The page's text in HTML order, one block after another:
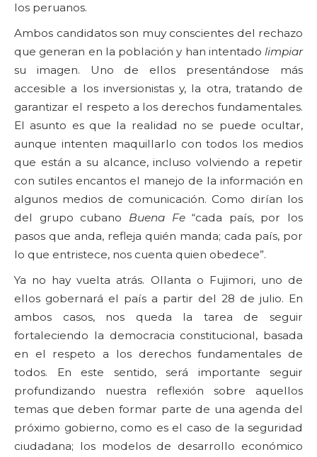
los peruanos.
Ambos candidatos son muy conscientes del rechazo
que generan en la población y han intentado limpiar
su imagen. Uno de ellos presentándose más
accesible a los inversionistas y, la otra, tratando de
garantizar el respeto a los derechos fundamentales.
El asunto es que la realidad no se puede ocultar,
aunque intenten maquillarlo con todos los medios
que están a su alcance, incluso volviendo a repetir
con sutiles encantos el manejo de la información en
algunos medios de comunicación. Como dirían los
del grupo cubano Buena Fe“cada país, por los
pasos que anda, refleja quién manda; cada país, por
lo que entristece, nos cuenta quien obedece”.
Ya no hay vuelta atrás. Ollanta o Fujimori, uno de
ellos gobernará el país a partir del 28 de julio. En
ambos casos, nos queda la tarea de seguir
fortaleciendo la democracia constitucional, basada
en el respeto a los derechos fundamentales de
todos. En este sentido, será importante seguir
profundizando nuestra reflexión sobre aquellos
temas que deben formar parte de una agenda del
próximo gobierno, como es el caso de la seguridad
ciudadana; los modelos de desarrollo económico